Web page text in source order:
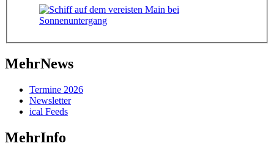
MehrNews
Termine 2026
Newsletter
ical Feeds
MehrInfo